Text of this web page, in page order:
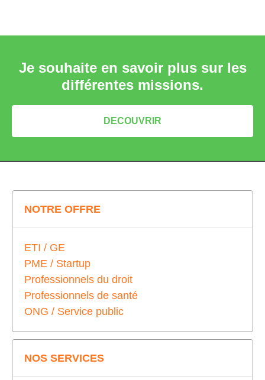
Je souhaite en savoir plus sur les
différentes missions.
DECOUVRIR
NOTRE OFFRE
ETI / GE
PME / Startup
Professionnels du droit
Professionnels de santé
ONG / Service public
NOS SERVICES